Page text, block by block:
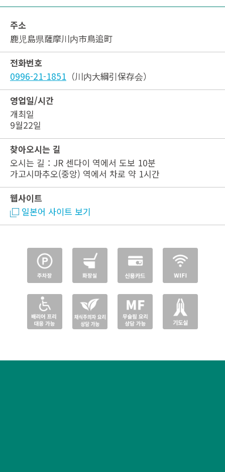
주소
鹿児島県薩摩川内市鳥追町
전화번호
0996-21-1851 （川内大綱引保存会）
영업일/시간
개최일
9월22일
찾아오시는 길
오시는 길：JR 센다이 역에서 도보 10분
가고시마추오(중앙) 역에서 차로 약 1시간
웹사이트
일본어 사이트 보기